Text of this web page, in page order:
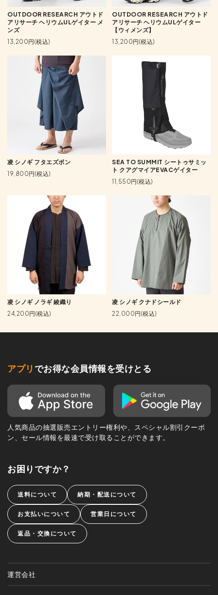
OUTDOOR RESEARCH アウトド
アリサーチ ヘリウムULゲイター メ
ンズ
13,200円(税込)
OUTDOOR RESEARCH アウトド
アリサーチ ヘリウムULゲイター
【ウィメンズ】
13,200円(税込)
凌 シノギ フタエズボン
19,800円(税込)
SEA TO SUMMIT シートゥサミッ
ト クアグマイアEVACゲイター
11,550円(税込)
凌 シノギ ノラギ 綾織り
24,200円(税込)
凌 シノギ クナドシールド
22,000円(税込)
アプリ でお得な会員情報を受けとる
人気商品の抽選販売エントリー権利や、スペシャル割引クーポ
ン、セール情報を最速で受け取ることができます。
お困りですか？
送料について 納期・配送について
お支払いについて 営業日について
返品・交換について
運営会社